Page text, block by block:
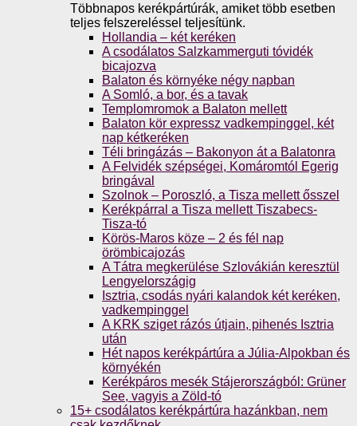
Többnapos kerékpártúrák, amiket több esetben
teljes felszereléssel teljesítünk.
Hollandia – két keréken
A csodálatos Salzkammerguti tóvidék
bicajozva
Balaton és környéke négy napban
A Somló, a bor, és a tavak
Templomromok a Balaton mellett
Balaton kör expressz vadkempinggel, két
nap kétkeréken
Téli bringázás – Bakonyon át a Balatonra
A Felvidék szépségei, Komáromtól Egerig
bringával
Szolnok – Poroszló, a Tisza mellett ősszel
Kerékpárral a Tisza mellett Tiszabecs-
Tisza-tó
Körös-Maros köze – 2 és fél nap
örömbicajozás
A Tátra megkerülése Szlovákián keresztül
Lengyelországig
Isztria, csodás nyári kalandok két keréken,
vadkempinggel
A KRK sziget rázós útjain, pihenés Isztria
után
Hét napos kerékpártúra a Júlia-Alpokban és
környékén
Kerékpáros mesék Stájerországból: Grüner
See, vagyis a Zöld-tó
15+ csodálatos kerékpártúra hazánkban, nem